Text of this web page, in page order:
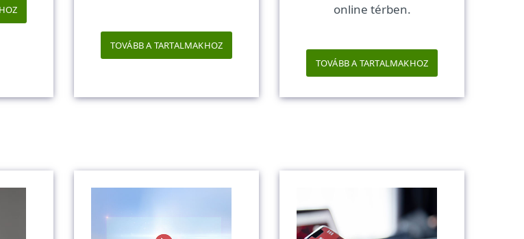
TOVÁBB A TARTALMAKHOZ
online térben.
TOVÁBB A TARTALMAKHOZ